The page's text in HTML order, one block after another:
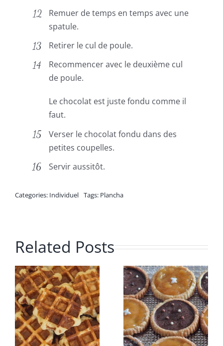
Remuer de temps en temps avec une
spatule.
Retirer le cul de poule.
Recommencer avec le deuxième cul
de poule.
Le chocolat est juste fondu comme il
faut.
Verser le chocolat fondu dans des
petites coupelles.
Servir aussitôt.
Categories: Individuel Tags: Plancha
Related Posts